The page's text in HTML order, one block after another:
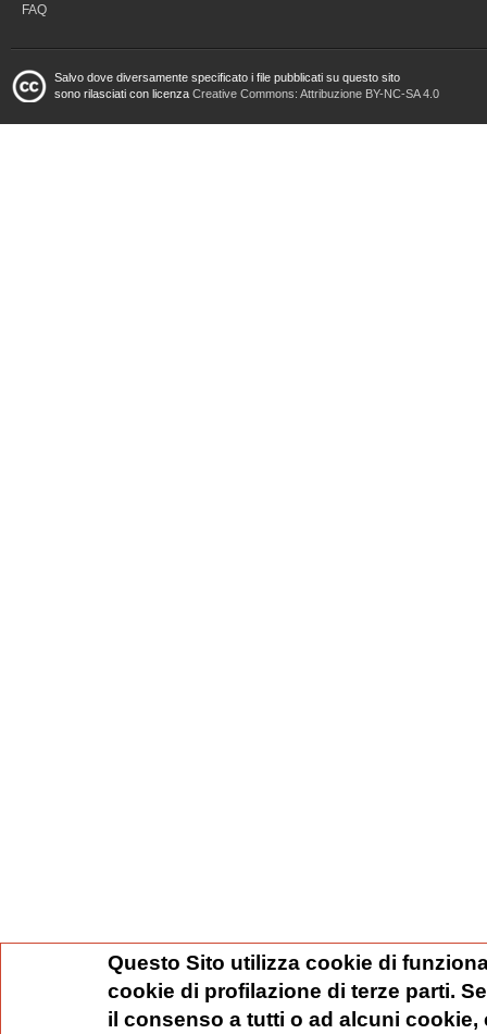
FAQ
Salvo dove diversamente specificato i file pubblicati su questo sito
sono rilasciati con licenza Creative Commons: Attribuzione BY-NC-SA 4.0
Questo Sito utilizza cookie di
cookie di profilazione di terze parti.
il consenso a tutti o ad alcuni